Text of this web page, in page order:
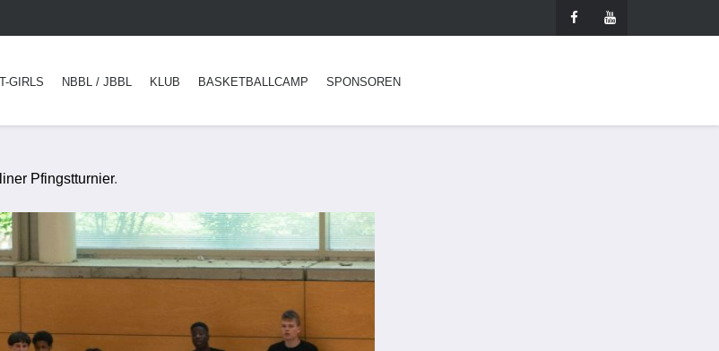
GIRLS NBBL / JBBL KLUB BASKETBALLCAMP SPONSOREN
Pfingstturnier.